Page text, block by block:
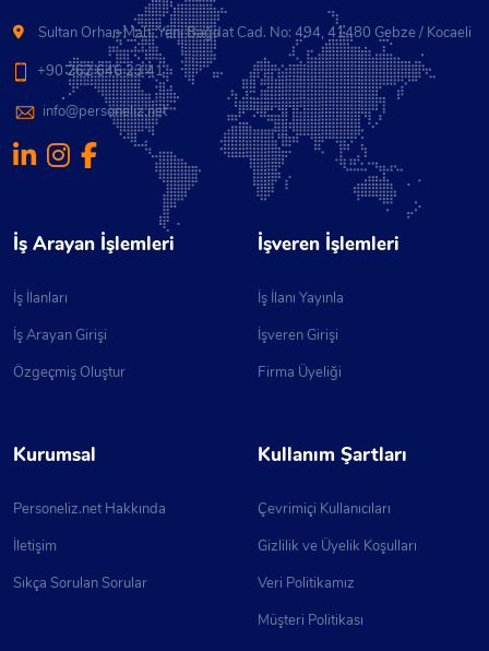
Sultan Orhan Mah. Yeni Bağdat Cad. No: 494, 41480 Gebze / Kocaeli
+90 262 646 23 41
info@personeliz.net
İş Arayan İşlemleri
İş İlanları
İş Arayan Girişi
Özgeçmiş Oluştur
İşveren İşlemleri
İş İlanı Yayınla
İşveren Girişi
Firma Üyeliği
Kurumsal
Personeliz.net Hakkında
İletişim
Sıkça Sorulan Sorular
Kullanım Şartları
Çevrimiçi Kullanıcıları
Gizlilik ve Üyelik Koşulları
Veri Politikamız
Müşteri Politikası